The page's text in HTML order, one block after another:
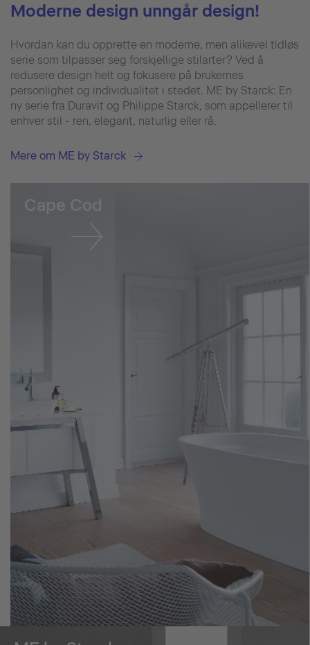
Moderne design unngår design!
Hvordan kan du opprette en moderne, men alikevel tidløs
serie som tilpasser seg forskjellige stilarter? Ved å
redusere design helt og fokusere på brukernes
personlighet og individualitet i stedet. ME by Starck: En
ny serie fra Duravit og Philippe Starck, som appellerer til
enhver stil - ren, elegant, naturlig eller rå.
Mere om ME by Starck
Cape Cod